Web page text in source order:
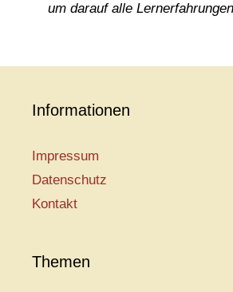
um darauf alle
Informationen
Impressum
Datenschutz
Kontakt
Themen